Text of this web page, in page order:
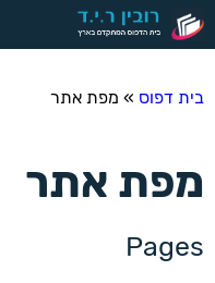
בית דפוס » מפת אתר
מפת אתר
Pages